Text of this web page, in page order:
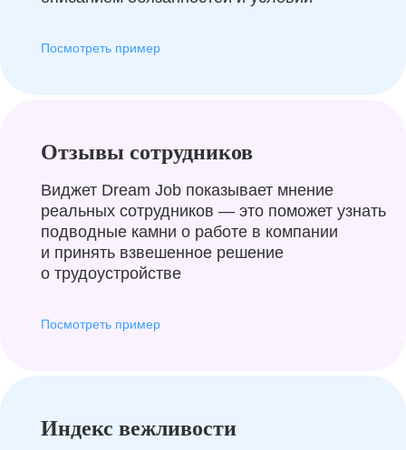
Посмотреть пример
Отзывы сотрудников
Виджет Dream Job показывает мнение
реальных сотрудников — это поможет узнать
подводные камни о работе в компании
и принять взвешенное решение
о трудоустройстве
Посмотреть пример
Индекс вежливости